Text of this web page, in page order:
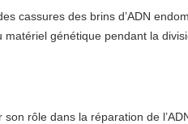
cassures des brins d’ADN
génétique pendant la
rôle dans la réparation de